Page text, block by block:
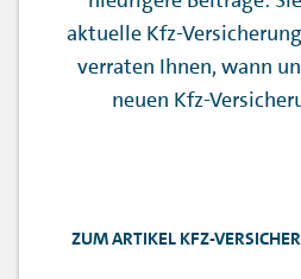
aktuelle Kfz-
verraten Ihnen, wann
neuen Kfz-
ZUM ARTIKEL KFZ-